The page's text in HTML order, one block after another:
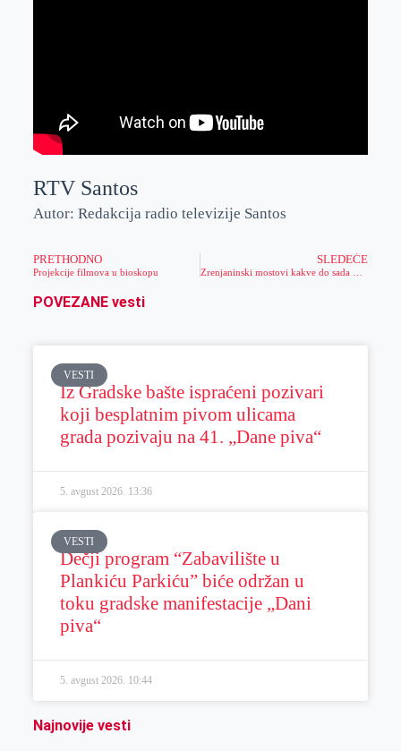
RTV Santos
Autor: Redakcija radio televizije Santos
PRETHODNO
Projekcije filmova u bioskopu
SLEDEĆE
POVEZANE vesti
VESTI
Iz Gradske bašte ispraćeni pozivari
koji besplatnim pivom ulicama
grada pozivaju na 41. „Dane piva“
5. avgust 2026. 13:36
VESTI
Dečji program “Zabavilište u
Plankiću Parkiću” biće održan u
toku gradske manifestacije „Dani
piva“
5. avgust 2026. 10:44
Najnovije vesti